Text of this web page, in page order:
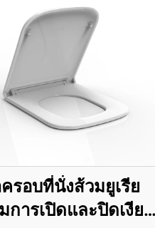
รอบที่นั่งส้วมยูเรีย
การเปิดและปิดเงียบ